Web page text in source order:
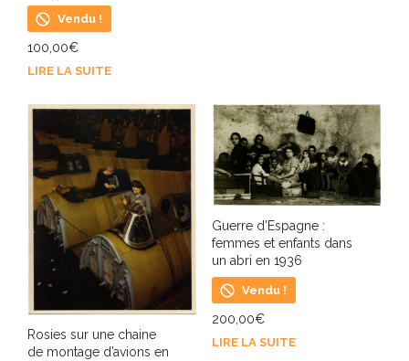
Vendu !
100,00€
LIRE LA SUITE
Rosies sur une chaine
de montage d’avions en
Guerre d’Espagne :
femmes et enfants dans
un abri en 1936
Vendu !
200,00€
LIRE LA SUITE